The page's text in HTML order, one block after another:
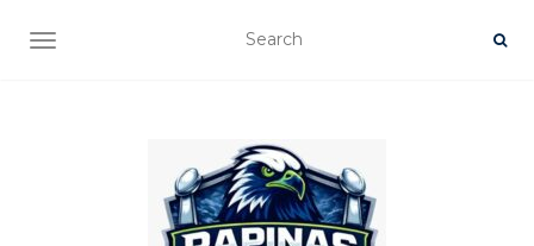
TOGGLE NAVIGATION